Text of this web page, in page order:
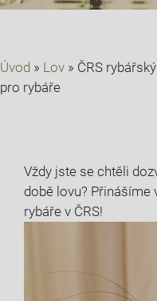
Úvod » Lov » ČRS
pro rybáře
Vždy jste se chtěli
době lovu?
‌rybáře v ​ČRS!